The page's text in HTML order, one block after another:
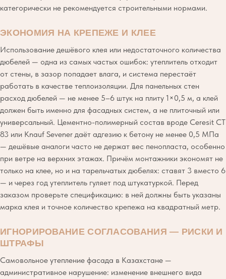
категорически не рекомендуется строительными нормами.
ЭКОНОМИЯ НА КРЕПЕЖЕ И КЛЕЕ
Использование дешёвого клея или недостаточного количества
дюбелей — одна из самых частых ошибок: утеплитель отходит
от стены, в зазор попадает влага, и система перестаёт
работать в качестве теплоизоляции. Для панельных стен
расход дюбелей — не менее 5–6 штук на плиту 1×0,5 м, а клей
должен быть именно для фасадных систем, а не плиточный или
универсальный. Цементно-полимерный состав вроде Ceresit CT
83 или Knauf Sevener даёт адгезию к бетону не менее 0,5 МПа
— дешёвые аналоги часто не держат вес пенопласта, особенно
при ветре на верхних этажах. Причём монтажники экономят не
только на клее, но и на тарельчатых дюбелях: ставят 3 вместо 6
— и через год утеплитель гуляет под штукатуркой. Перед
заказом проверьте спецификацию: в ней должны быть указаны
марка клея и точное количество крепежа на квадратный метр.
ИГНОРИРОВАНИЕ СОГЛАСОВАНИЯ — РИСКИ И
ШТРАФЫ
Самовольное утепление фасада в Казахстане —
административное нарушение: изменение внешнего вида